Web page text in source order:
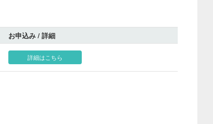
お申込み / 詳細
詳細はこちら